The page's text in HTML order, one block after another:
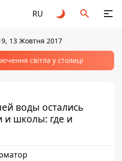
RU
13 Жовтня 2017
світла у столиці
воды остались
и школы: где и